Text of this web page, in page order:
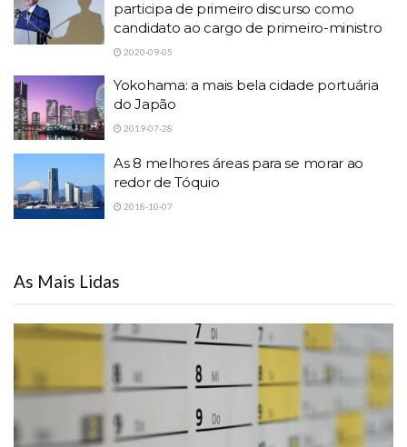
participa de primeiro discurso como
candidato ao cargo de primeiro-ministro
2020-09-05
Yokohama: a mais bela cidade portuária
do Japão
2019-07-28
As 8 melhores áreas para se morar ao
redor de Tóquio
2018-10-07
As Mais Lidas